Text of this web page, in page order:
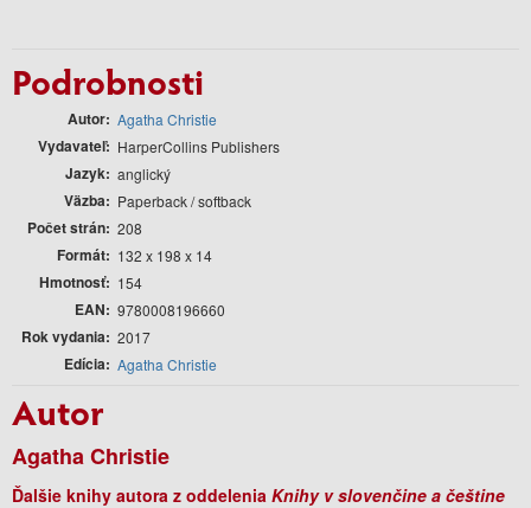
Podrobnosti
Autor Agatha Christie
Vydavateľ HarperCollins Publishers
Jazyk anglický
Väzba Paperback / softback
Počet strán 208
Formát 132 x 198 x 14
Hmotnosť 154
EAN 9780008196660
Rok vydania 2017
Edícia Agatha Christie
Autor
Agatha Christie
Ďalšie knihy autora z oddelenia Knihy v slovenčine a češtine